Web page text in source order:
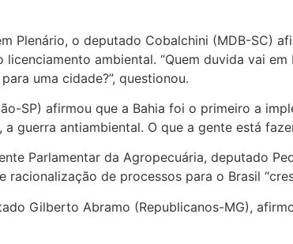
Plenário, o deputado Cobalchini (MDB-SC)
ambiental. “Quem duvida vai
uma cidade?”, questionou.
SP) afirmou que a Bahia foi o primeiro a
guerra antiambiental. O que a gente está
Parlamentar da Agropecuária, deputado
racionalização de processos para o Brasil
Gilberto Abramo (Republicanos-MG),